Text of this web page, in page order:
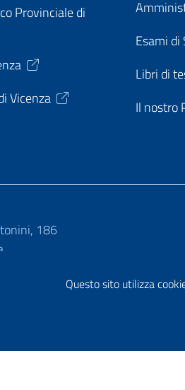
Questo sito utilizza
Provinciale di
Vicenza
Esami di
Libri di
Il nostro
186